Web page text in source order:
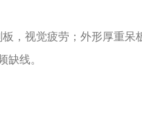
，视觉疲劳；外形厚重呆
缺线。